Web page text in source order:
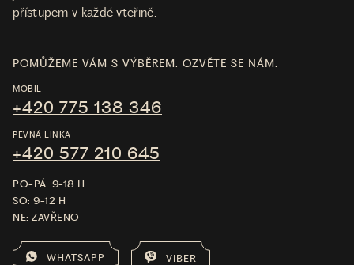
přístupem v každé vteřině.
POMŮŽEME VÁM S VÝBĚREM. OZVĚTE SE NÁM.
MOBIL
+420 775 138 346
PEVNÁ LINKA
+420 577 210 645
PO-PÁ: 9-18 H
SO: 9-12 H
NE: ZAVŘENO
WHATSAPP VIBER